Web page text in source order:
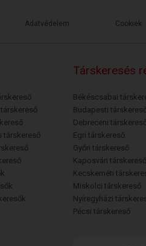
Adatvédelem Cookiek
társkereső
Társkeresés
Békéscsabai
Budapesti
Debreceni
Egri társkereső
Győri társkereső
Kaposvári társkereső
Kecskeméti
Miskolci társkereső
Nyíregyházi
Pécsi társkereső